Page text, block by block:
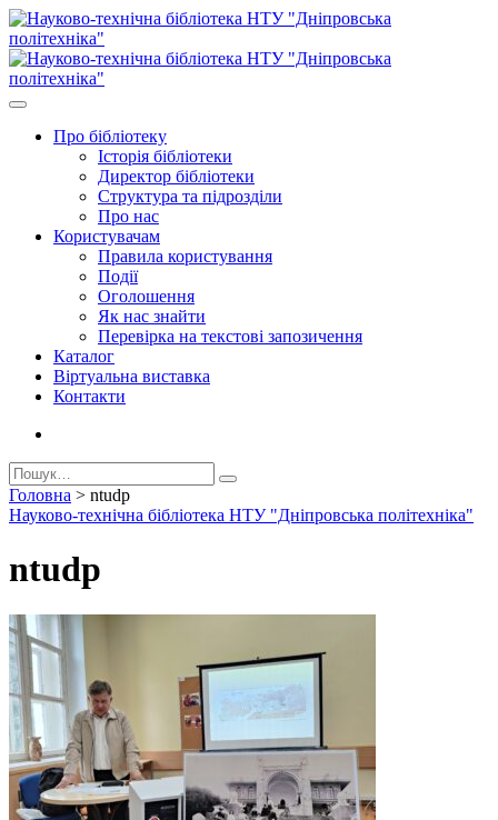
Про бiблiотеку
Історія бібліотеки
Директор бiблiотеки
Структура та підрозділи
Про нас
Користувачам
Правила користування
Події
Оголошення
Як нас знайти
Перевірка на текстові запозичення
Каталог
Віртуальна виставка
Контакти
Головна > ntudp
Науково-технічна бібліотека НТУ "Дніпровська політехніка"
ntudp